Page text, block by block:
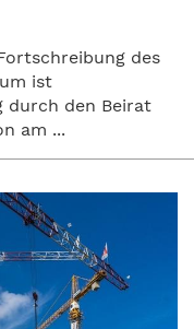
des
ist
durch den Beirat
am ...